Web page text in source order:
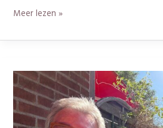
Meer lezen »
Een
nieuw
kijk
op